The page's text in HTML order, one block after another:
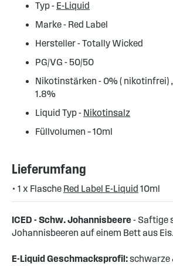
Typ - E-Liquid
Marke - Red Label
Hersteller - Totally Wicked
PG/VG - 50/50
Nikotinstärken - 0% ( nikotinfrei)
1.8%
Liquid Typ - Nikotinsalz
Füllvolumen – 10ml
Lieferumfang
• 1 x Flasche Red Label E-Liquid 10ml
ICED - Schw. Johannisbeere- Saftige
Johannisbeeren auf einem Bett aus
E-Liquid Geschmacksprofil:schwarze